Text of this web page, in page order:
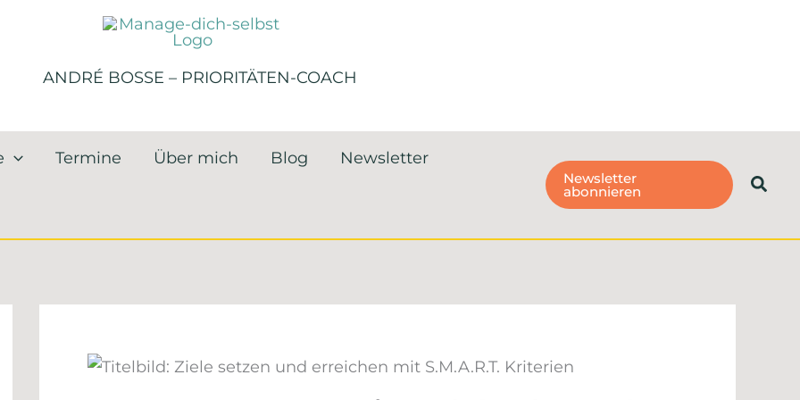
ANDRÉ BOSSE – PRIORITÄTEN-COACH
Termine Über mich Blog Newsletter
Newsletter
abonnieren